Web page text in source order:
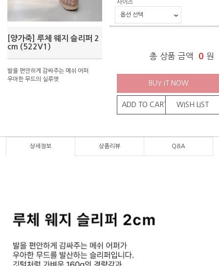
[양가죽] 루체 웨지 슬리퍼 2
cm (522V1)
발을 편안하게 감싸주는 메쉬 어퍼
우아한 무드의 실루엣
사이즈
총 상품 금액 0 원
BUY IT NOW
ADD TO CART WISH LIST
상세정보 상품리뷰 Q&A